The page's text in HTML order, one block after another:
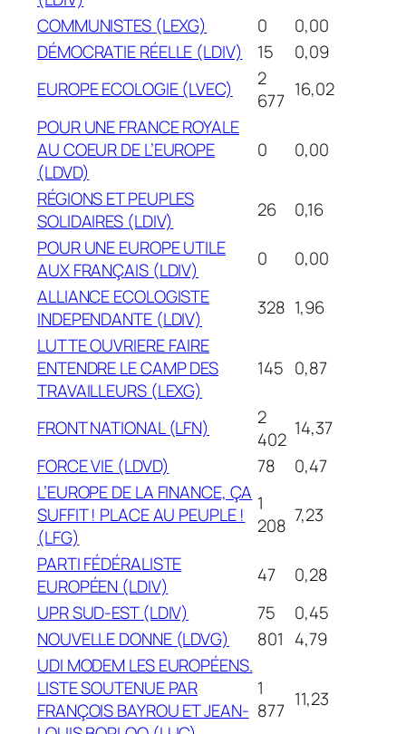
COMMUNISTES (LEXG)
0
0,00
DÉMOCRATIE RÉELLE (LDIV)
15
0,09
EUROPE ECOLOGIE (LVEC)
2
677 16,02
POUR UNE FRANCE ROYALE
AU COEUR DE L’EUROPE
(LDVD)
0 0,00
RÉGIONS ET PEUPLES
SOLIDAIRES (LDIV)
26
0,16
POUR UNE EUROPE UTILE
AUX FRANÇAIS (LDIV)
0
0,00
ALLIANCE ECOLOGISTE
INDEPENDANTE (LDIV)
328 1,96
LUTTE OUVRIERE FAIRE
ENTENDRE LE CAMP DES
TRAVAILLEURS (LEXG)
145 0,87
FRONT NATIONAL (LFN)
2
402 14,37
FORCE VIE (LDVD)
78
0,47
L’EUROPE DE LA FINANCE, ÇA
SUFFIT ! PLACE AU PEUPLE !
(LFG)
1
208 7,23
PARTI FÉDÉRALISTE
EUROPÉEN (LDIV)
47
0,28
UPR SUD-EST (LDIV)
75
0,45
NOUVELLE DONNE (LDVG)
801 4,79
UDI MODEM LES EUROPÉENS.
LISTE SOUTENUE PAR
FRANÇOIS BAYROU ET JEAN-
1
877 11,23